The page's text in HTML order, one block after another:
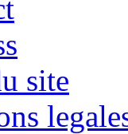
site